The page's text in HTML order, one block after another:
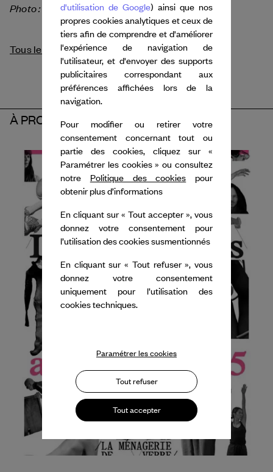
Photo : © GRAND MAGASIN
Tous les crédits
À PROPOS DU PARTENAIRE
d'utilisation de Google) ainsi que nos
propres cookies analytiques et ceux de
tiers afin de comprendre et d'améliorer
l'expérience de navigation de
l'utilisateur, et d'envoyer des supports
publicitaires correspondant aux
préférences affichées lors de la
navigation.
Pour modifier ou retirer votre
consentement concernant tout ou
partie des cookies, cliquez sur «
Paramétrer les cookies » ou consultez
notre Politique des cookies pour
obtenir plus d’informations
En cliquant sur « Tout accepter », vous
donnez votre consentement pour
l’utilisation des cookies susmentionnés
En cliquant sur « Tout refuser », vous
donnez votre consentement
uniquement pour l’utilisation des
cookies techniques.
Paramétrer les cookies
Tout refuser
Tout accepter